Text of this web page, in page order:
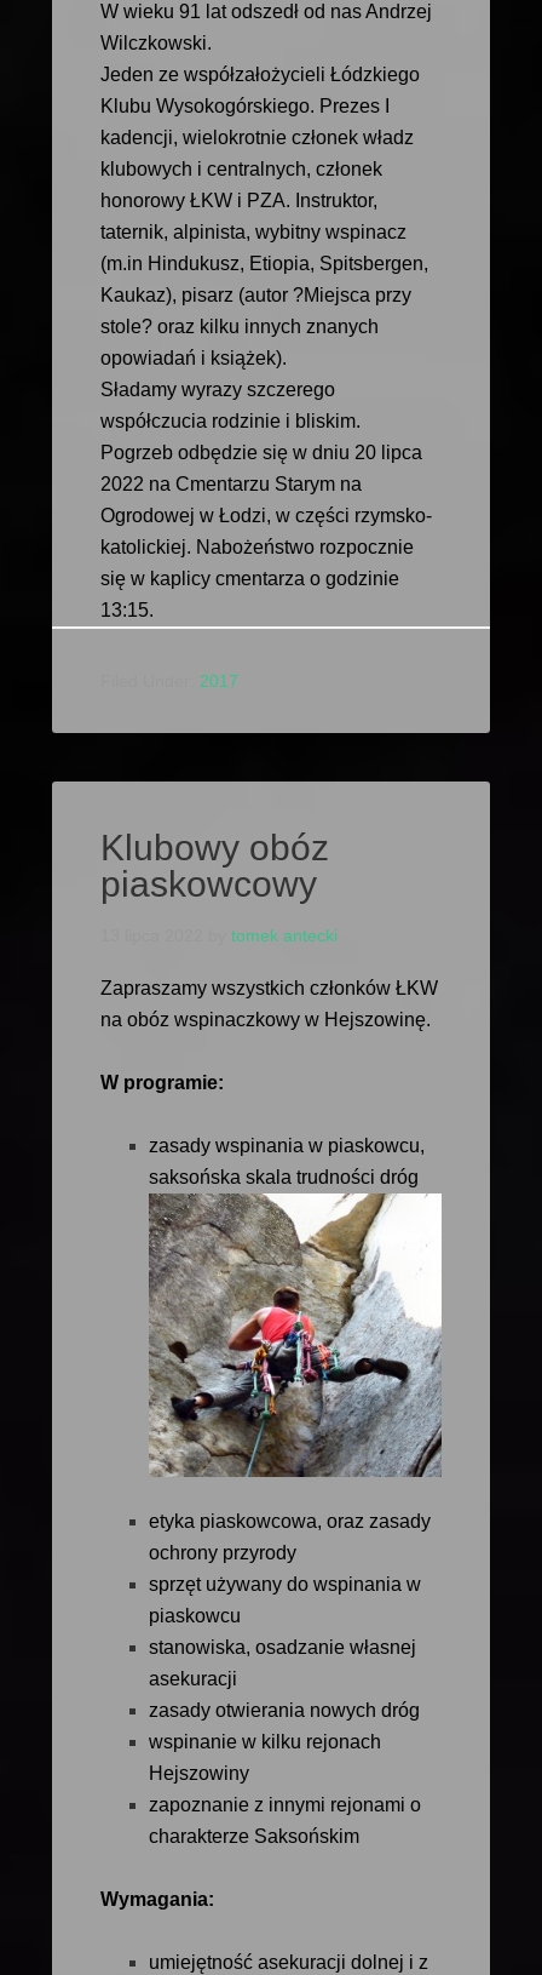
W wieku 91 lat odszedł od nas Andrzej
Wilczkowski.
Jeden ze współzałożycieli Łódzkiego
Klubu Wysokogórskiego. Prezes I
kadencji, wielokrotnie członek władz
klubowych i centralnych, członek
honorowy ŁKW i PZA. Instruktor,
taternik, alpinista, wybitny wspinacz
(m.in Hindukusz, Etiopia, Spitsbergen,
Kaukaz), pisarz (autor ?Miejsca przy
stole? oraz kilku innych znanych
opowiadań i książek).
Sładamy wyrazy szczerego
współczucia rodzinie i bliskim.
Pogrzeb odbędzie się w dniu 20 lipca
2022 na Cmentarzu Starym na
Ogrodowej w Łodzi, w części rzymsko-
katolickiej. Nabożeństwo rozpocznie
się w kaplicy cmentarza o godzinie
13:15.
2017
Klubowy obóz
piaskowcowy
tomek antecki
Zapraszamy wszystkich członków ŁKW
na obóz wspinaczkowy w Hejszowinę.
W programie:
zasady wspinania w piaskowcu,
saksońska skala trudności dróg
etyka piaskowcowa, oraz zasady
ochrony przyrody
sprzęt używany do wspinania w
piaskowcu
stanowiska, osadzanie własnej
asekuracji
zasady otwierania nowych dróg
wspinanie w kilku rejonach
Hejszowiny
zapoznanie z innymi rejonami o
charakterze Saksońskim
Wymagania:
umiejętność asekuracji dolnej i z